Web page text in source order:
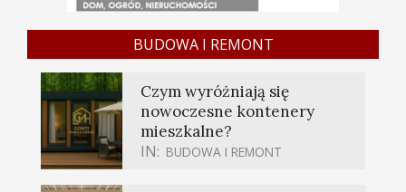
BUDOWA I REMONT
Czym wyróżniają się
nowoczesne kontenery
mieszkalne?
IN: BUDOWA I REMONT